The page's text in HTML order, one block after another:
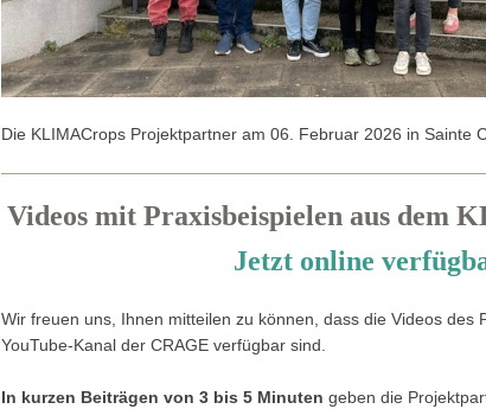
Die KLIMACrops Projektpartner am 06. Februar 2026 in Sainte
Videos mit Praxisbeispielen aus dem
Jetzt online
Wir freuen uns, Ihnen mitteilen zu können, dass die Videos des
YouTube-Kanal der CRAGE verfügbar sind.
In kurzen Beiträgen von 3 bis 5 Minuten geben die